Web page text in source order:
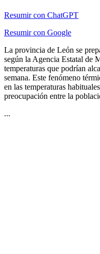
Resumir con ChatGPT
Resumir con Google
La provincia de León se
según la Agencia Estatal de
temperaturas que podrían
semana. Este fenómeno
en las temperaturas
preocupación entre la
...